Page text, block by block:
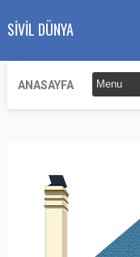
SIVIL DÜNYA
ANASAYFA